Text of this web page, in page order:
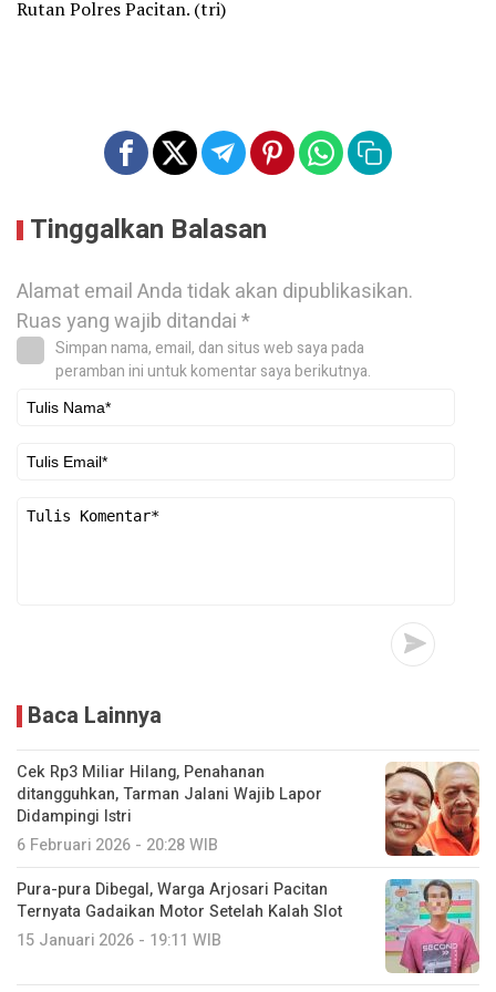
Rutan Polres Pacitan. (tri)
Tinggalkan Balasan
Alamat email Anda tidak akan dipublikasikan.
Ruas yang wajib ditandai*
Simpan nama, email, dan situs web saya pada
peramban ini untuk komentar saya berikutnya.
Baca Lainnya
Cek Rp3 Miliar Hilang, Penahanan
ditangguhkan, Tarman Jalani Wajib Lapor
Didampingi Istri
6 Februari 2026 - 20:28 WIB
Pura-pura Dibegal, Warga Arjosari Pacitan
Ternyata Gadaikan Motor Setelah Kalah Slot
15 Januari 2026 - 19:11 WIB